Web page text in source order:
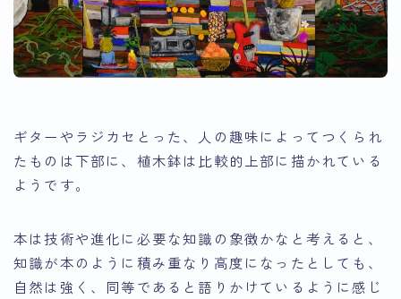
ギターやラジカセとった、人の趣味によってつくられ
たものは下部に、植木鉢は比較的上部に描かれている
ようです。
本は技術や進化に必要な知識の象徴かなと考えると、
知識が本のように積み重なり高度になったとしても、
自然は強く、同等であると語りかけているように感じ